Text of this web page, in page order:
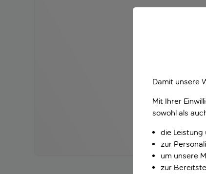
Damit unsere
Mit Ihrer
sowohl als
die Leistung
zur
um unsere
zur